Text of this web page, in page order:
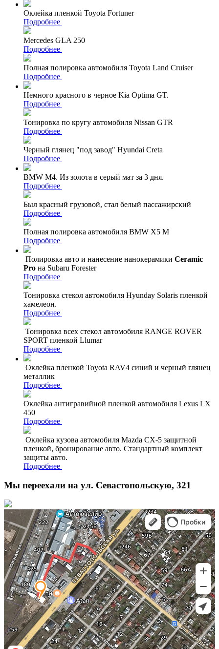
Оклейка пленкой Toyota Fortuner
Подробнее
Mercedes GLA 250
Подробнее
Полная полировка автомобиля Toyota Land Cruiser
Подробнее
Немного красного в черное Kia Optima GT.
Подробнее
Тонировка по кругу автомобиля Nissan GTR
Подробнее
Черный глянец "под завод" Hyundai Creta
Подробнее
BMW M4. Из золота в серый мат за 3 дня.
Подробнее
Был красный грузовой, стал белый пассажирский
Подробнее
Полная полировка автомобиля BMW X5 M
Подробнее
Полировка авто и нанесение нанокерамики Ceramic
Pro на Subaru Forester
Подробнее
Тонировка стекол автомобиля Hyunday Solaris пленкой
хамелеон.
Подробнее
Тонировка всех стекол автомобиля RANGE ROVER
SPORT пленкой Llumar
Подробнее
Оклейка пленкой Toyota RAV4 синий и черный глянец
металлик
Подробнее
Оклейка антигравийной пленкой автомобиля Lexus LX
450
Подробнее
Оклейка кузова автомобиля Mazda CX-5 защитной
пленкой, бронирование авто. Стандартный комплект
защиты авто.
Подробнее
Мы переехали на ул. Севастопольскую, 321